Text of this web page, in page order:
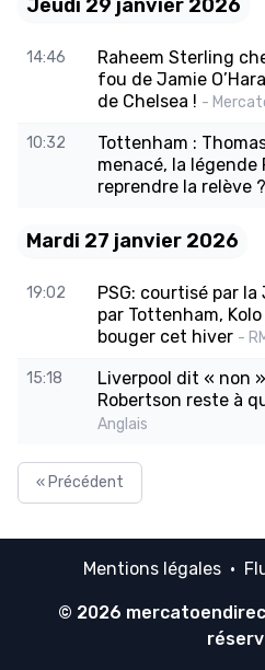
Jeudi 29 janvier 2026
14:46
Raheem Sterling
fou de Jamie
de Chelsea ! -
10:32
Tottenham :
menacé, la légende
reprendre la relève ?
Mardi 27 janvier 2026
19:02
PSG: courtisé par
par Tottenham,
bouger cet hiver -
15:18
Liverpool dit « non
Robertson reste à
Anglais
« Précédent
Mentions légales ·
© 2026